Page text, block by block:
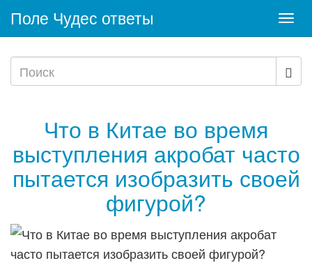
Поле Чудес ответы
Что в Китае во время
выступления акробат часто
пытается изобразить своей
фигурой?